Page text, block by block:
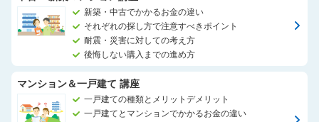
新築・中古でかかるお金の違い
それぞれの探し方で注意すべきポイント
耐震・災害に対しての考え方
後悔しない購入までの進め方
マンション＆一戸建て 講座
一戸建ての種類とメリットデメリット
一戸建てとマンションでかかるお金の違い